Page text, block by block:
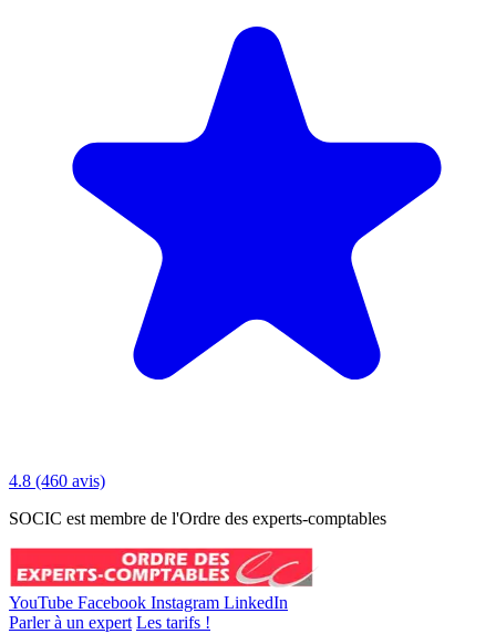
4.8 (460 avis)
SOCIC est membre de l'Ordre des experts-comptables
YouTube Facebook Instagram LinkedIn
Parler à un expert Les tarifs !